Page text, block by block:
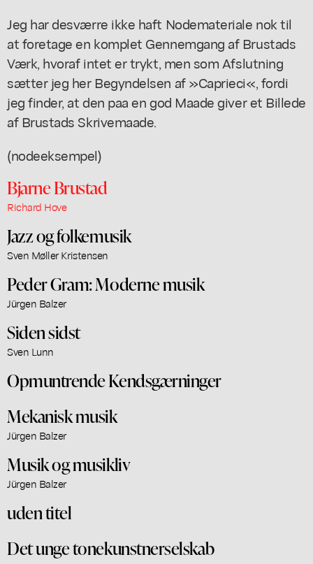
Jeg har desværre ikke haft Nodemateriale nok til
at foretage en komplet Gennemgang af Brustads
Værk, hvoraf intet er trykt, men som Afslutning
sætter jeg her Begyndelsen af »Caprieci«, fordi
jeg finder, at den paa en god Maade giver et Billede
af Brustads Skrivemaade.
(nodeeksempel)
Bjarne Brustad
Richard Hove
Jazz og folkemusik
Sven Møller Kristensen
Peder Gram: Moderne musik
Jürgen Balzer
Siden sidst
Sven Lunn
Opmuntrende Kendsgærninger
Mekanisk musik
Jürgen Balzer
Musik og musikliv
Jürgen Balzer
uden titel
Det unge tonekunstnerselskab